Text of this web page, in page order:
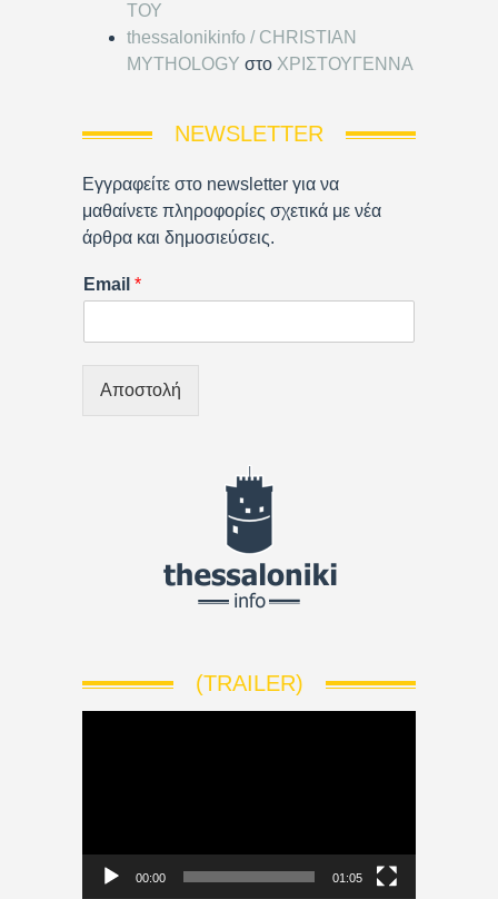
ΤΟΥ
thessalonikinfo / CHRISTIAN
MYTHOLOGY στο ΧΡΙΣΤΟΥΓΕΝΝΑ
NEWSLETTER
Εγγραφείτε στο newsletter για να
μαθαίνετε πληροφορίες σχετικά με νέα
άρθρα και δημοσιεύσεις.
Email *
Αποστολή
(TRAILER)
P
00:00 01:05